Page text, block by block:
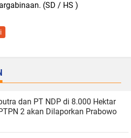
(SD / HS )
dan PT NDP di 8.000 Hektar